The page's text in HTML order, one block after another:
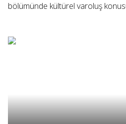
bölümünde kültürel varoluş